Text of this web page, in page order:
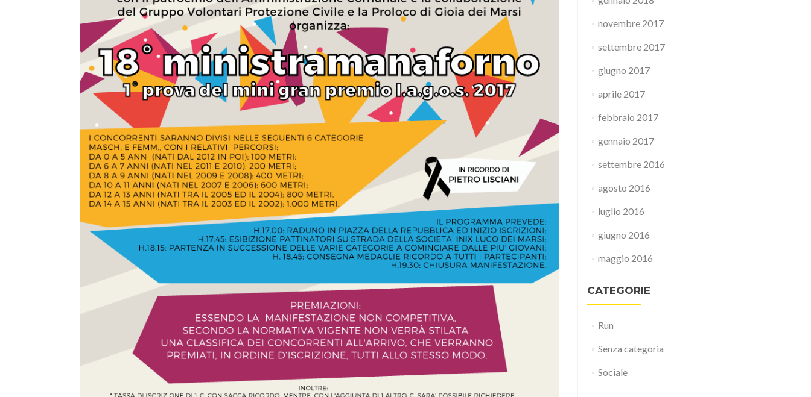
novembre 2017
settembre 2017
giugno 2017
aprile 2017
febbraio 2017
gennaio 2017
settembre 2016
agosto 2016
luglio 2016
giugno 2016
maggio 2016
CATEGORIE
Run
Senza categoria
Sociale